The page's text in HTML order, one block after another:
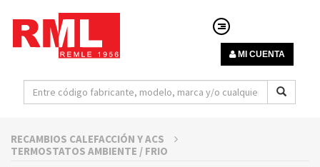
MI CUENTA
RECAMBIOS CALEFACCIÓN Y ACS
TERMOSTATOS AMBIENTE / FRIO